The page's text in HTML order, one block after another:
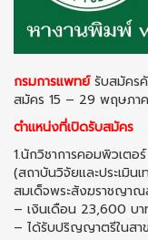
กรมการแพทย์รับสมัคร
สมัคร 15 – 29 พฤษภา
ตำแหน่งที่เปิดรับสมัคร
1.นักวิชาการคอมพิวเตอ
(สถาบันวิจัยและประเมิน
สมเด็จพระสังฆราชญา
– เงินเดือน 23,600 บา
– ได้รับปริญญาตรีในสา